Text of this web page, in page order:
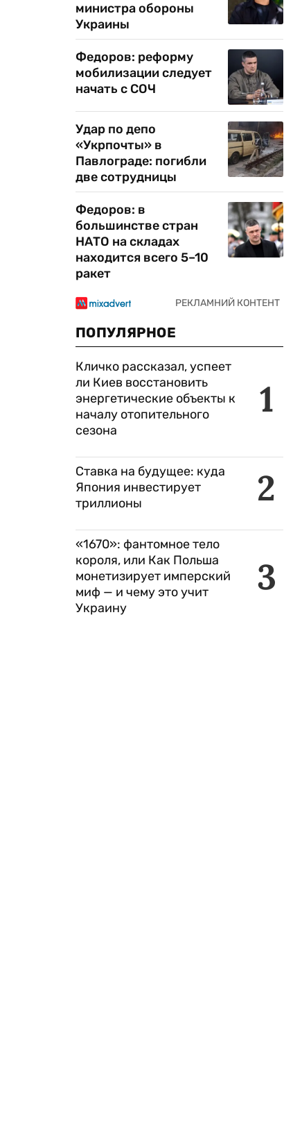
министра обороны
Украины
Федоров: реформу
мобилизации следует
начать с СОЧ
Удар по депо
«Укрпочты» в
Павлограде: погибли
две сотрудницы
Федоров: в
большинстве стран
НАТО на складах
находится всего 5–10
ракет
ПОПУЛЯРНОЕ
1
Кличко рассказал, успеет
ли Киев восстановить
энергетические объекты к
началу отопительного
сезона
2
Ставка на будущее: куда
Япония инвестирует
триллионы
3
«1670»: фантомное тело
короля, или Как Польша
монетизирует имперский
миф — и чему это учит
Украину